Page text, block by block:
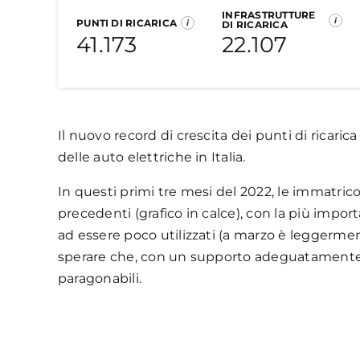
Elettriche (BEV)
Considerando tutte le alimentazioni, il
immatricolate.
PUNTI DI RICARICA i
41.173
INFRASTRUTTURE
DI RICARICA
i
22.107
L’ultimo trimestre 2022 avevamo
meglio, con un aumento di +4.401 punti di
Dalla nostra rilevazione trimestrale infatti,
infrastrutture di ricarica
(o stazioni, o
Rispetto alla precedente elaborazione di
location, si osserva un aumento di+4.401
registrato il record di installazioni con
Il nuovo record di crescita dei punti di
delle auto elettriche in Italia.
In questi primi tre mesi del 2022, le
precedenti (grafico in calce), con la più
ad essere poco utilizzati (a marzo è
sperare che, con un supporto
paragonabili.